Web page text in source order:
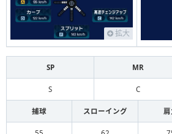
拡大
SP MR
S C
捕球 スローイング